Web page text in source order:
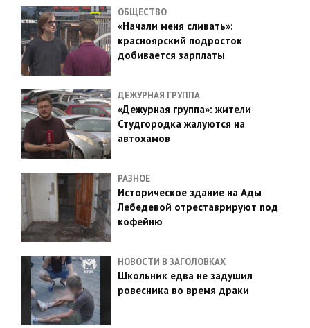
ОБЩЕСТВО
«Начали меня сливать»:
красноярский подросток
добивается зарплаты
ДЕЖУРНАЯ ГРУППА
«Дежурная группа»: жители
Студгородка жалуются на
автохамов
РАЗНОЕ
Историческое здание на Ады
Лебедевой отреставрируют под
кофейню
НОВОСТИ В ЗАГОЛОВКАХ
Школьник едва не задушил
ровесника во время драки